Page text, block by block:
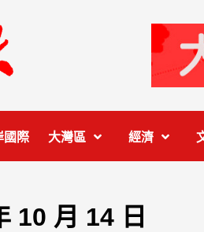
國際 大灣區 經濟
10 月 14 日